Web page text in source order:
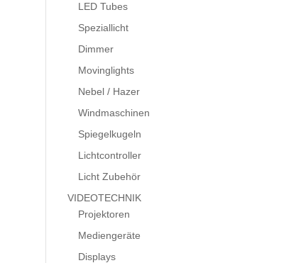
LED Tubes
Speziallicht
Dimmer
Movinglights
Nebel / Hazer
Windmaschinen
Spiegelkugeln
Lichtcontroller
Licht Zubehör
VIDEOTECHNIK
Projektoren
Mediengeräte
Displays